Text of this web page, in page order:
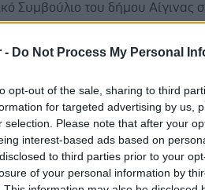
- Do Not Process My Personal
opt-out of the sale, sharing to third
for targeted advertising by us,
selection. Please note that after your
interest-based ads based on
to third parties prior to your
of your personal information by
Συμβούλιο του δήμου Αίγινας
μεταφέρει την απόλυτη
την αγωνία των νεφροπαθών".
την έντονη αντίθεση,
διαδικασία που μπορεί
στην διακοπή της λειτουργίας
στην Αίγινα.